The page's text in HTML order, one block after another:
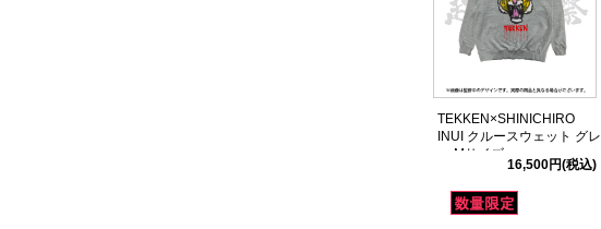
TEKKEN×SHINICHIRO
INUI クルースウェット グレ
ー Mサイズ
16,500円(税込)